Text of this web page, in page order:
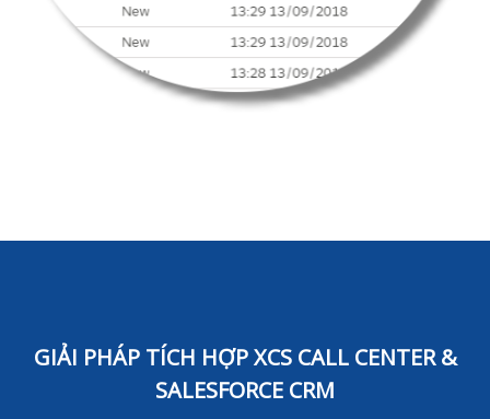
GIẢI PHÁP TÍCH HỢP XCS CALL CENTER &
SALESFORCE CRM